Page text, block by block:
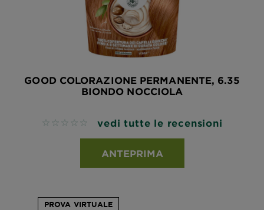
GOOD COLORAZIONE PERMANENTE, 6.35
BIONDO NOCCIOLA
No reviews vedi tutte le recensioni
ANTEPRIMA
PROVA VIRTUALE